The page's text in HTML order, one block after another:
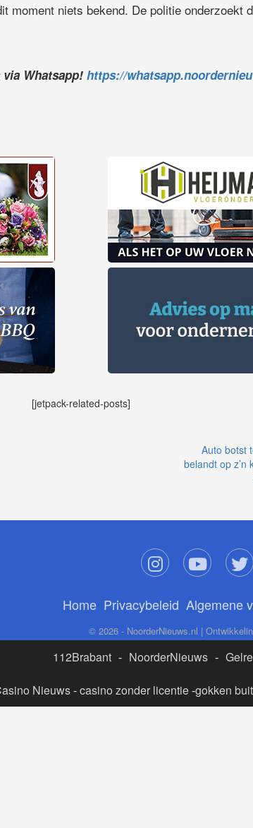
moment niets bekend. De politie onderzoekt
Whatsapp! https://
[jetpack-related-posts]
Auto botst
belandt op z’n
Home Privacybeleid Algemene
© 2026 - NoorderNieuws.nl |
112Brabant - NoorderNieuws -
Nieuws-casino zonder licentie-gokken